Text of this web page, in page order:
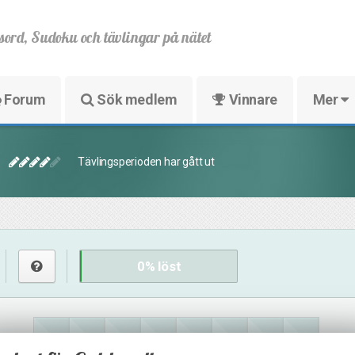
Sudoku och tävlingar på nätet
Forum Sök medlem Vinnare Mer
Tävlingsperioden har gått ut
0% löst